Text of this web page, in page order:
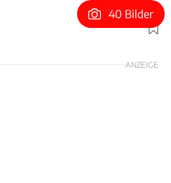
Foto: ams
40 Bilder
ANZEIGE